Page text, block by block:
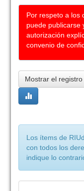
Por respeto a los
puede publicarse
autorización
convenio de
Mostrar el
Los ítems de
con todos los
indique lo